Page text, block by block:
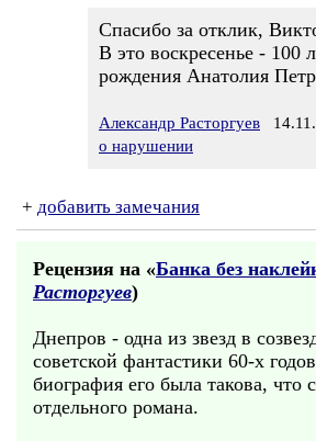
Спасибо за отклик,
В это воскресенье - 100
рождения Анатолия
Александр Расторгуев
о нарушении
+ добавить замечания
Рецензия на «Банка без
Расторгуев)
Днепров - одна из звезд в
советской фантастики 60-х
биография его была такова, что
отдельного романа.